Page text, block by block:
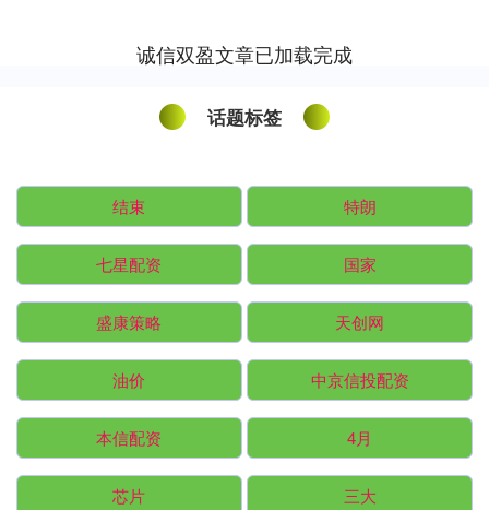
诚信双盈文章已加载完成
话题标签
结束 特朗
七星配资 国家
盛康策略 天创网
油价 中京信投配资
本信配资 4月
芯片 三大